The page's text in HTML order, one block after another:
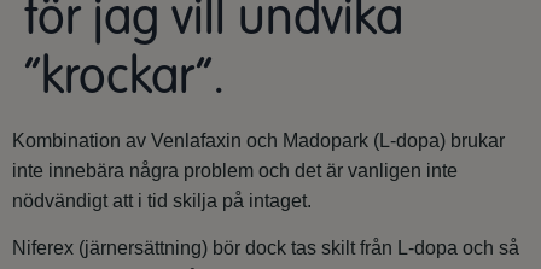
för jag vill undvika
“krockar”.
Kombination av Venlafaxin och Madopark (L-dopa) brukar
inte innebära några problem och det är vanligen inte
nödvändigt att i tid skilja på intaget.
Niferex (järnersättning) bör dock tas skilt från L-dopa och så